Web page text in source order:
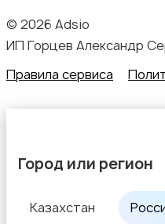
© 2026 Adsio
ИП Горцев Александр
Правила сервиса
Город или регион
Казахстан